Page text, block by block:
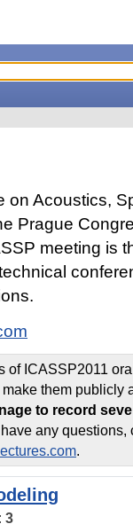
on Acoustics,
Prague
meeting is
of ICASSP2011
them publicly
to record
any questions,
.
3